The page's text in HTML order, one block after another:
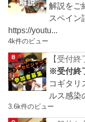
解説をご
スペイン
https://youtu...
4k件のビュー
【受付
※受付終
コギタリ
ルス感染
3.6k件のビュー